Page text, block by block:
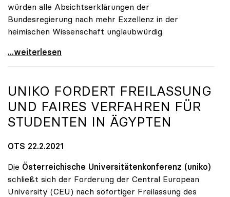
würden alle Absichtserklärungen der
Bundesregierung nach mehr Exzellenz in der
heimischen Wissenschaft unglaubwürdig.
uniko über Wegfall von Förderungen des
...weiterlesen
UNIKO FORDERT FREILASSUNG
UND FAIRES VERFAHREN FÜR
STUDENTEN IN ÄGYPTEN
OTS 22.2.2021
Die Österreichische Universitätenkonferenz (uniko)
schließt sich der Forderung der Central European
University (CEU) nach sofortiger Freilassung des